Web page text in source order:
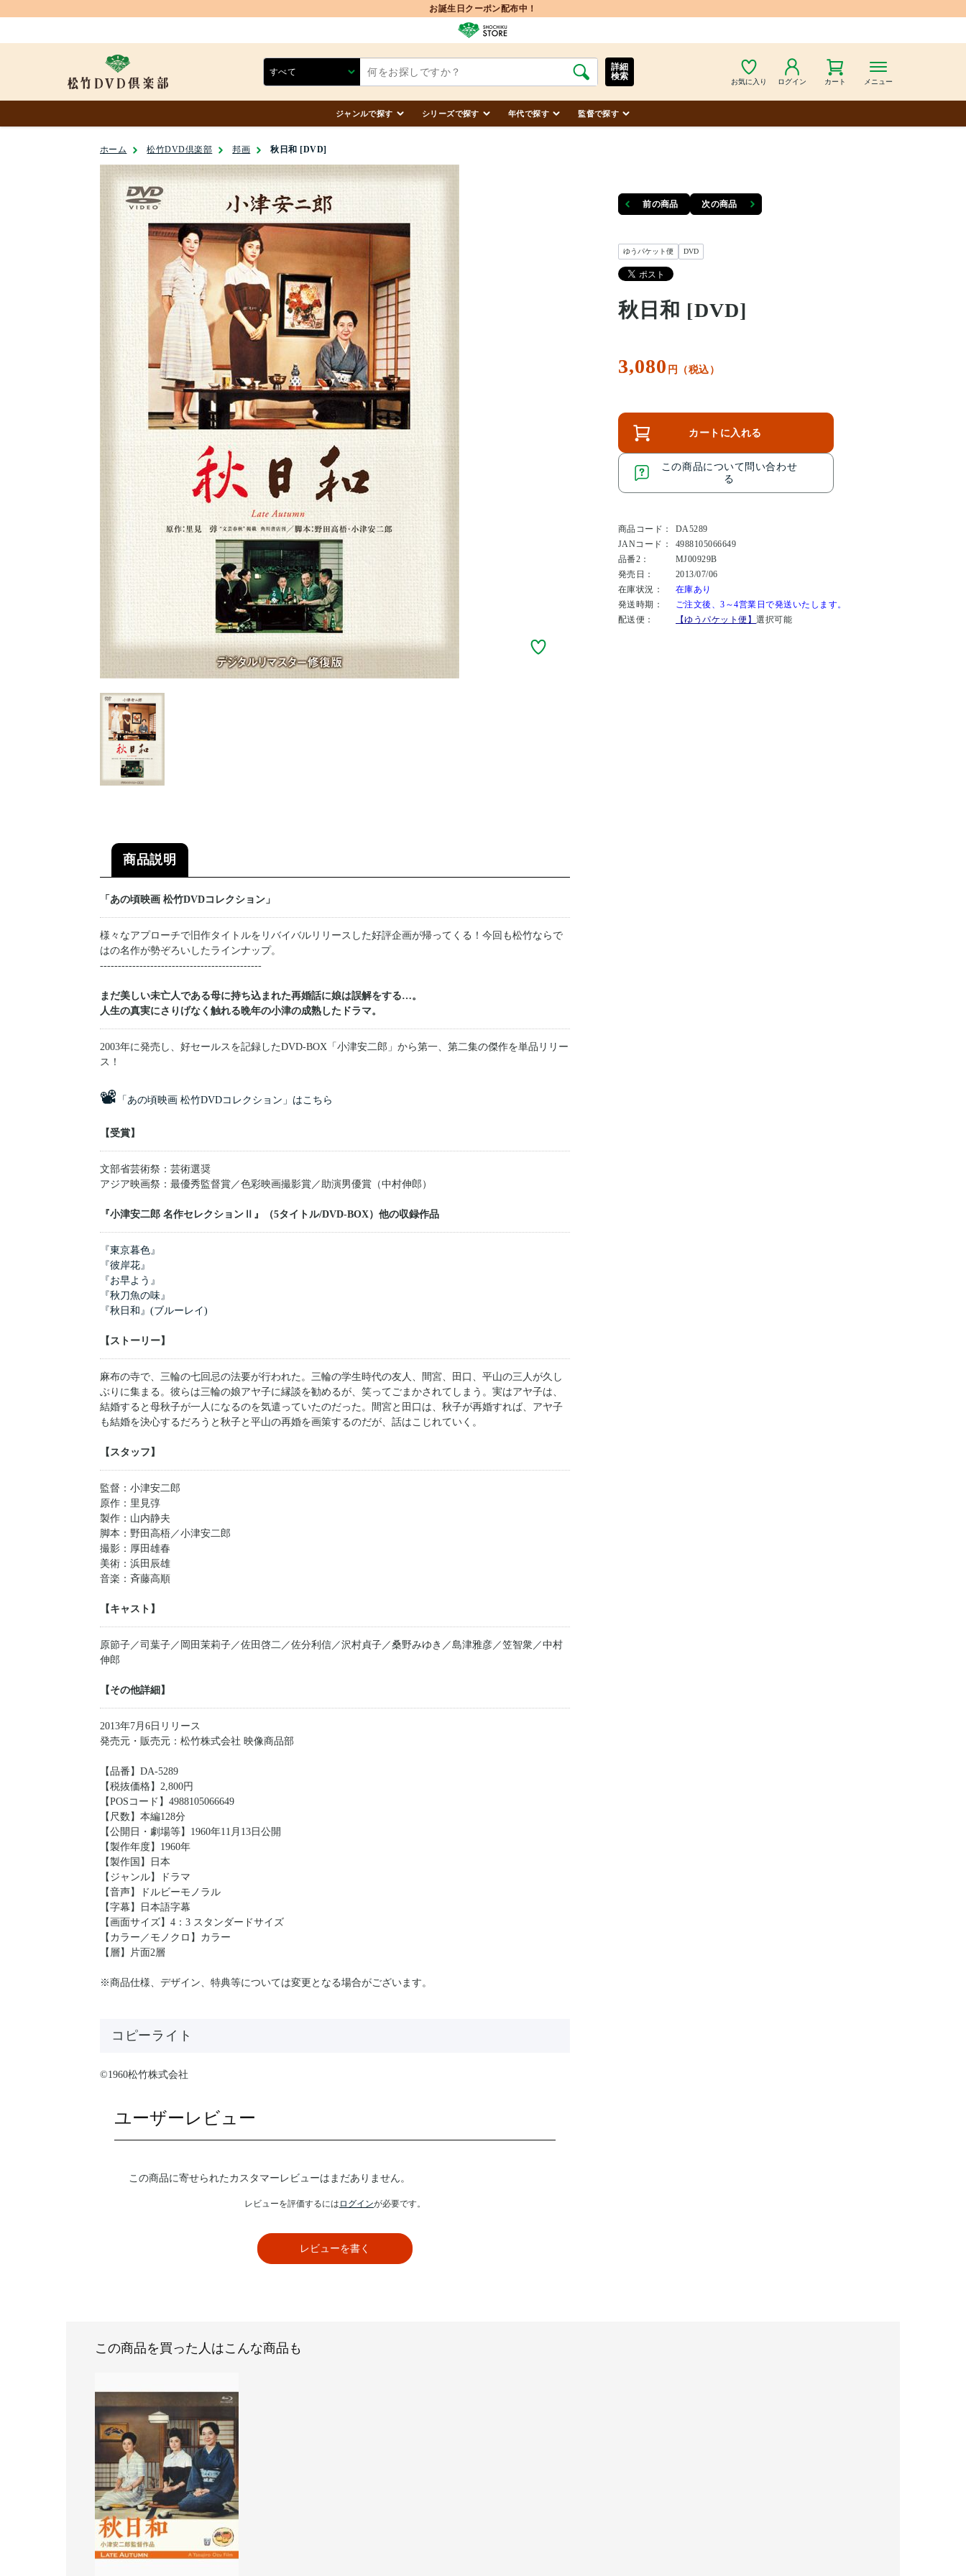
お気に入り ログイン カート メニュー
詳細
検索
ジャンルで探す シリーズで探す 年代で探す 監督で探す
ホーム 松竹DVD倶楽部 邦画 秋日和 [DVD]
前の商品 次の商品
ゆうパケット便 DVD
秋日和 [DVD]
3,080 円（税込）
カートに入れる
この商品について問い合わせ
る
商品コード：
DA5289
JANコード：
4988105066649
品番2：
MJ00929B
発売日：
2013/07/06
在庫状況：
在庫あり
発送時期：
ご注文後、3～4営業日で発送いたします。
配送便：
【ゆうパケット便】選択可能
商品説明
「あの頃映画 松竹DVDコレクション」
様々なアプローチで旧作タイトルをリバイバルリリースした好評企画が帰ってくる！今回も松竹ならで
はの名作が勢ぞろいしたラインナップ。
---------------------------------------------
まだ美しい未亡人である母に持ち込まれた再婚話に娘は誤解をする…。
人生の真実にさりげなく触れる晩年の小津の成熟したドラマ。
2003年に発売し、好セールスを記録したDVD-BOX「小津安二郎」から第一、第二集の傑作を単品リリー
ス！
📽 「あの頃映画 松竹DVDコレクション」はこちら
【受賞】
文部省芸術祭：芸術選奨
アジア映画祭：最優秀監督賞／色彩映画撮影賞／助演男優賞（中村伸郎）
『小津安二郎 名作セレクションⅡ』（5タイトル/DVD-BOX）他の収録作品
『東京暮色』
『彼岸花』
『お早よう』
『秋刀魚の味』
『秋日和』(ブルーレイ)
【ストーリー】
麻布の寺で、三輪の七回忌の法要が行われた。三輪の学生時代の友人、間宮、田口、平山の三人が久し
ぶりに集まる。彼らは三輪の娘アヤ子に縁談を勧めるが、笑ってごまかされてしまう。実はアヤ子は、
結婚すると母秋子が一人になるのを気遣っていたのだった。間宮と田口は、秋子が再婚すれば、アヤ子
も結婚を決心するだろうと秋子と平山の再婚を画策するのだが、話はこじれていく。
【スタッフ】
監督：小津安二郎
原作：里見弴
製作：山内静夫
脚本：野田高梧／小津安二郎
撮影：厚田雄春
美術：浜田辰雄
音楽：斉藤高順
【キャスト】
原節子／司葉子／岡田茉莉子／佐田啓二／佐分利信／沢村貞子／桑野みゆき／島津雅彦／笠智衆／中村
伸郎
【その他詳細】
2013年7月6日リリース
発売元・販売元：松竹株式会社 映像商品部
【品番】DA-5289
【税抜価格】2,800円
【POSコード】4988105066649
【尺数】本編128分
【公開日・劇場等】1960年11月13日公開
【製作年度】1960年
【製作国】日本
【ジャンル】ドラマ
【音声】ドルビーモノラル
【字幕】日本語字幕
【画面サイズ】4：3 スタンダードサイズ
【カラー／モノクロ】カラー
【層】片面2層
※商品仕様、デザイン、特典等については変更となる場合がございます。
コピーライト
©1960松竹株式会社
ユーザーレビュー
この商品に寄せられたカスタマーレビューはまだありません。
レビューを評価するには ログインが必要です。
レビューを書く
この商品を買った人はこんな商品も